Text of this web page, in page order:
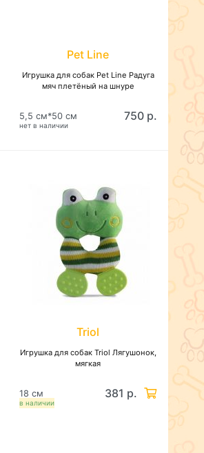
Pet Line
Игрушка для собак Pet Line Радуга
мяч плетёный на шнуре
нет в наличии
5,5 см*50 см 750 р.
Triol
Игрушка для собак Triol Лягушонок,
мягкая
в наличии
18 см 381 р.